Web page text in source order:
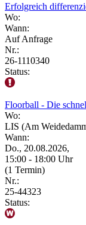
Erfolgreich
Wo:
Wann:
Auf Anfrage
Nr.:
26-1110340
Status:
Floorball - Die
Wo:
LIS (Am
Wann:
Do., 20.08.2026,
15:00 - 18:00 Uhr
(1 Termin)
Nr.:
25-44323
Status: